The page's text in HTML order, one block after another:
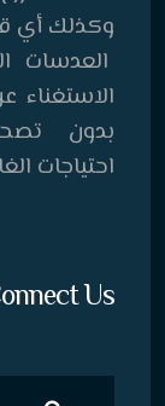
وكذلك أي
العدسات
الاستغناء
بدون
احتياجات
Us